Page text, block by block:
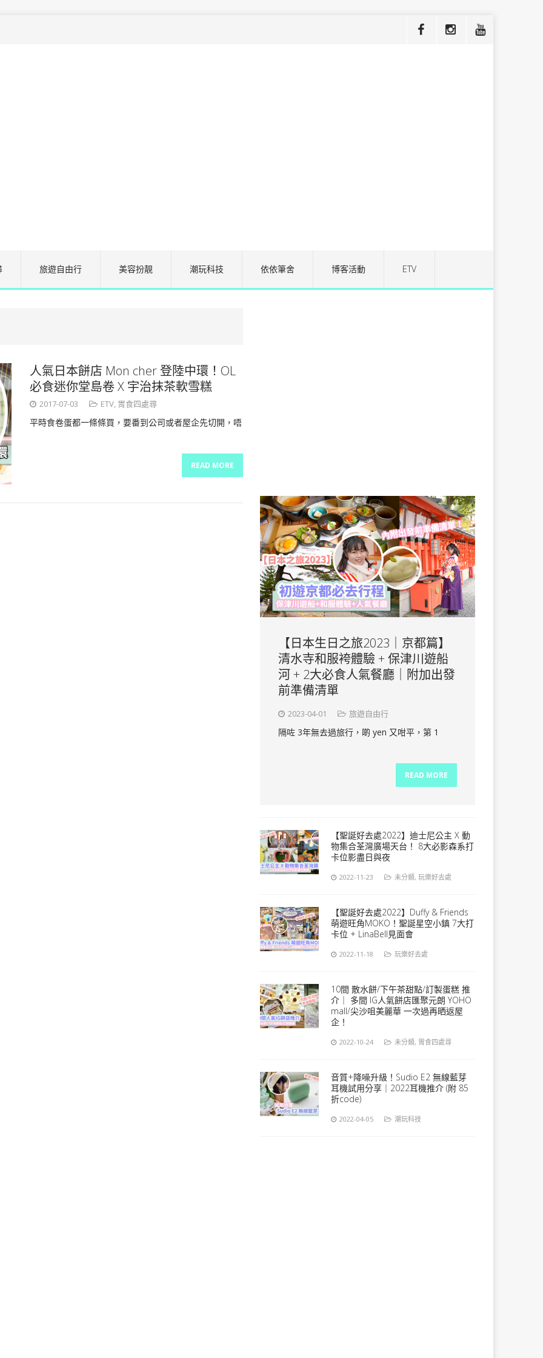
旅遊自由行 美容扮靚 潮玩科技 依依筆舍 博客活動 ETV
人氣日本餅店 Mon cher 登陸中環！OL
必食迷你堂島卷 X 宇治抹茶軟雪糕
2017-07-03 ETV, 胃食四處尋
平時食卷蛋都一條條買，要番到公司或者屋企先切開，唔
READ MORE
【日本生日之旅2023｜京都篇】
清水寺和服袴體驗 + 保津川遊船
河 + 2大必食人氣餐廳｜附加出發
前準備清單
2023-04-01 旅遊自由行
隔咗 3年無去過旅行，啲 yen 又咁平，第 1
READ MORE
【聖誕好去處2022】迪士尼公主 X 動
物集合荃灣廣場天台！ 8大必影森系打
卡位影盡日與夜
2022-11-23 未分類,玩樂好去處
【聖誕好去處2022】Duffy & Friends
萌遊旺角MOKO！聖誕星空小鎮 7大打
卡位 + LinaBell見面會
2022-11-18 玩樂好去處
10間 散水餅/下午茶甜點/訂製蛋糕 推
介｜ 多間 IG人氣餅店匯聚元朗 YOHO
mall/尖沙咀美麗華 一次過再晒返屋
企！
2022-10-24 未分類, 胃食四處尋
音質+降噪升級！Sudio E2 無線藍芽
耳機試用分享｜2022耳機推介 (附 85
折code)
2022-04-05 潮玩科技